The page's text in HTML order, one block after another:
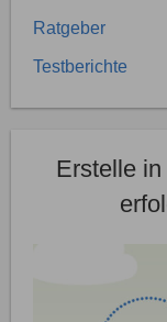
Ratgeber
Testberichte
Erstelle